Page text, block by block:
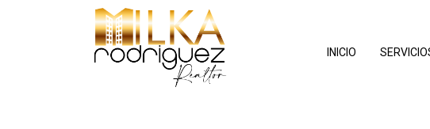
INICIO